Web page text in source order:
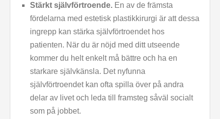
Stärkt självförtroende. En av de främsta
fördelarna med estetisk plastikkirurgi är att dessa
ingrepp kan stärka självförtroendet hos
patienten. När du är nöjd med ditt utseende
kommer du helt enkelt må bättre och ha en
starkare självkänsla. Det nyfunna
självförtroendet kan ofta spilla över på andra
delar av livet och leda till framsteg såväl socialt
som på jobbet.